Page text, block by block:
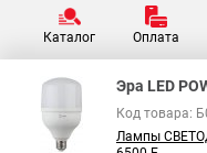
Каталог Оплата
Эра LED
Код товара:
Лампы